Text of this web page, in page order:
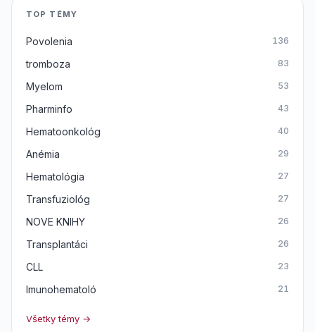
TOP TÉMY
Povolenia 136
tromboza 83
Myelom 53
Pharminfo 43
Hematoonkológ 40
Anémia 29
Hematológia 27
Transfuziológ 27
NOVE KNIHY 26
Transplantáci 26
CLL 23
Imunohematoló 21
Všetky témy →